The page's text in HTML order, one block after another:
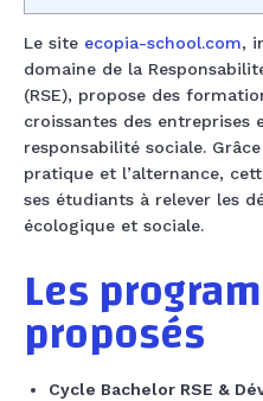
Le site ecopia-school.com,
domaine de la
(RSE), propose des
croissantes des
responsabilité sociale.
pratique et l’alternance,
ses étudiants à relever les
écologique et sociale.
Les
proposés
Cycle Bachelor RSE &